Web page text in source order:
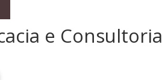
e Consultoria